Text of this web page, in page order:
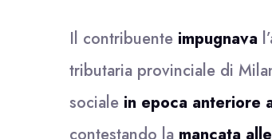
Il contribuente impugnava
tributaria provinciale di
sociale in epoca anteriore